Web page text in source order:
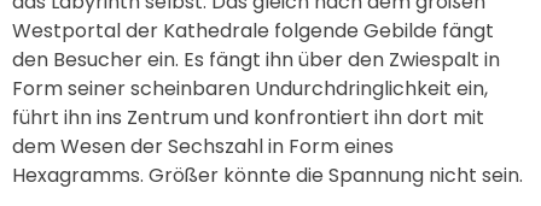
Westportal der Kathedrale folgende Gebilde fängt
den Besucher ein. Es fängt ihn über den Zwiespalt in
Form seiner scheinbaren Undurchdringlichkeit ein,
führt ihn ins Zentrum und konfrontiert ihn dort mit
dem Wesen der Sechszahl in Form eines
Hexagramms. Größer könnte die Spannung nicht sein.